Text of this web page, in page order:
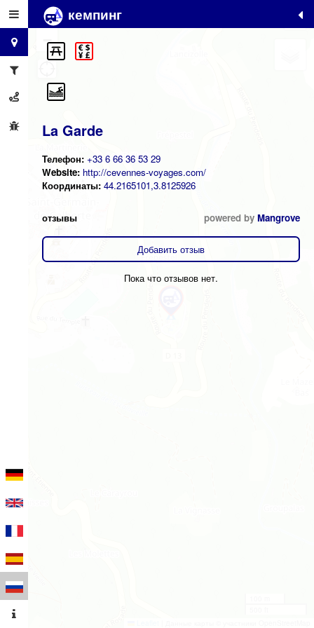
кемпинг
La Garde
Телефон: +33 6 66 36 53 29
Website: http://cevennes-voyages.com/
Координаты: 44.2165101,3.8125926
отзывы powered by Mangrove
Добавить отзыв
Пока что отзывов нет.
+
−